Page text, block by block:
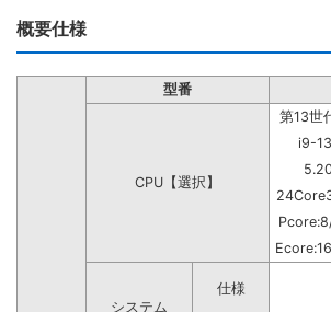
概要仕様
型番
CPU【選択】
第13世
i9-
システム
仕様